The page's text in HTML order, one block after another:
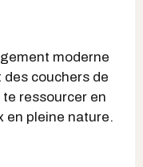
moderne
couchers de
ressourcer en
en pleine nature.